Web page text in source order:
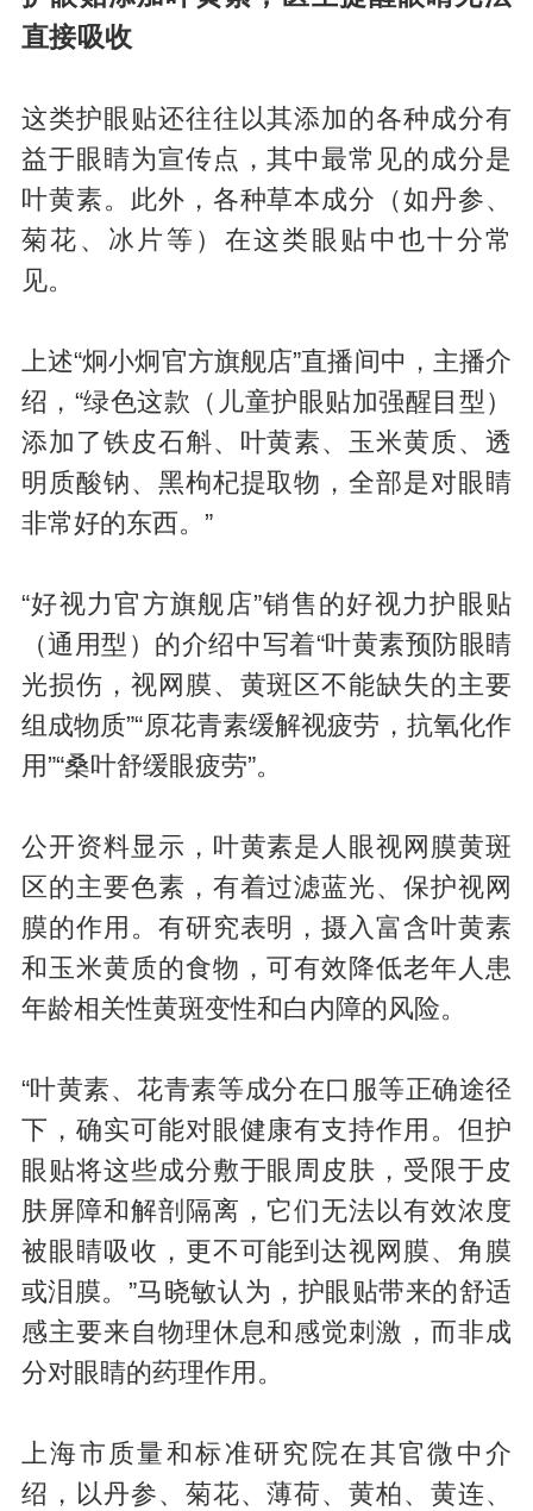
直接吸收
这类护眼贴还往往以其添加的各种成分有
益于眼睛为宣传点，其中最常见的成分是
叶黄素。此外，各种草本成分（如丹参、
菊花、冰片等）在这类眼贴中也十分常
见。
上述“炯小炯官方旗舰店”直播间中，主播介
绍，“绿色这款（儿童护眼贴加强醒目型）
添加了铁皮石斛、叶黄素、玉米黄质、透
明质酸钠、黑枸杞提取物，全部是对眼睛
非常好的东西。”
“好视力官方旗舰店”销售的好视力护眼贴
（通用型）的介绍中写着“叶黄素预防眼睛
光损伤，视网膜、黄斑区不能缺失的主要
组成物质”“原花青素缓解视疲劳，抗氧化作
用”“桑叶舒缓眼疲劳”。
公开资料显示，叶黄素是人眼视网膜黄斑
区的主要色素，有着过滤蓝光、保护视网
膜的作用。有研究表明，摄入富含叶黄素
和玉米黄质的食物，可有效降低老年人患
年龄相关性黄斑变性和白内障的风险。
“叶黄素、花青素等成分在口服等正确途径
下，确实可能对眼健康有支持作用。但护
眼贴将这些成分敷于眼周皮肤，受限于皮
肤屏障和解剖隔离，它们无法以有效浓度
被眼睛吸收，更不可能到达视网膜、角膜
或泪膜。”马晓敏认为，护眼贴带来的舒适
感主要来自物理休息和感觉刺激，而非成
分对眼睛的药理作用。
上海市质量和标准研究院在其官微中介
绍，以丹参、菊花、薄荷、黄柏、黄连、